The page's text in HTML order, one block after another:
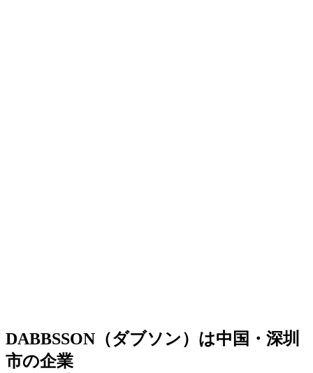
DABBSSON（ダブソン）は中国・深圳
市の企業